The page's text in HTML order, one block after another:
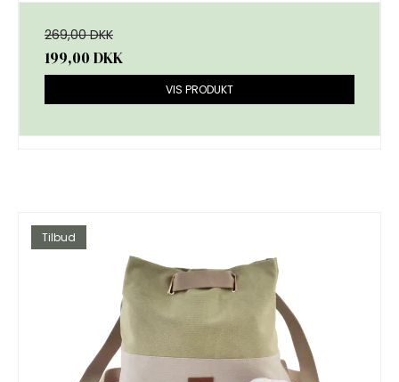
269,00 DKK
199,00 DKK
VIS PRODUKT
Tilbud